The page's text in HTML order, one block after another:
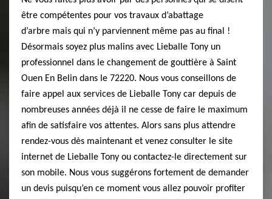
être compétentes pour vos travaux d’abattage
d’arbre mais qui n’y parviennent même pas au final !
Désormais soyez plus malins avec Lieballe Tony un
professionnel dans le changement de gouttière à Saint
Ouen En Belin dans le 72220. Nous vous conseillons de
faire appel aux services de Lieballe Tony car depuis de
nombreuses années déjà il ne cesse de faire le maximum
afin de satisfaire vos attentes. Alors sans plus attendre
rendez-vous dès maintenant et venez consulter le site
internet de Lieballe Tony ou contactez-le directement sur
son mobile. Nous vous suggérons fortement de demander
un devis puisqu’en ce moment vous allez pouvoir profiter